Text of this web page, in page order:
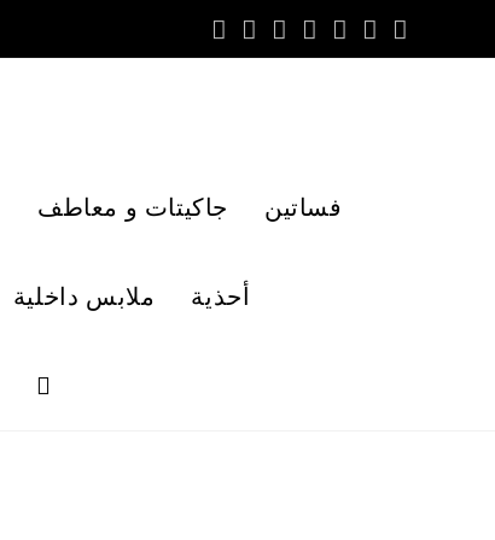
جاكيتات و معاطف فساتين
ملابس داخلية أحذية